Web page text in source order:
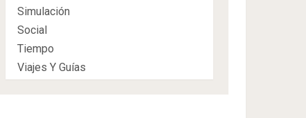
Simulación
Social
Tiempo
Viajes Y Guías